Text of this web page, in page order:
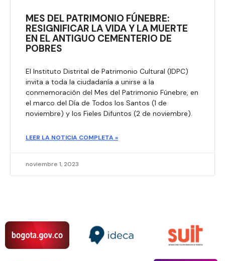
MES DEL PATRIMONIO FÚNEBRE:
RESIGNIFICAR LA VIDA Y LA MUERTE
EN EL ANTIGUO CEMENTERIO DE
POBRES
El Instituto Distrital de Patrimonio Cultural (IDPC)
invita a toda la ciudadanía a unirse a la
conmemoración del Mes del Patrimonio Fúnebre, en
el marco del Día de Todos los Santos (1 de
noviembre) y los Fieles Difuntos (2 de noviembre).
LEER LA NOTICIA COMPLETA »
noviembre 1, 2023